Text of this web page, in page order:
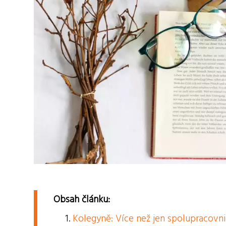
Obsah článku:
Kolegyně: Více než jen